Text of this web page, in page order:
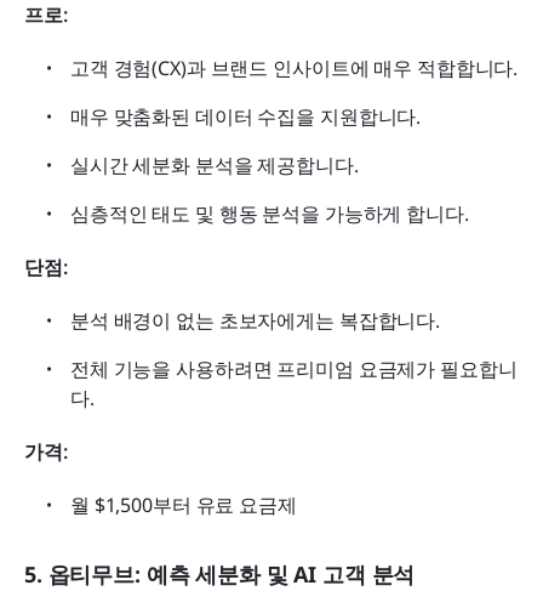
프로:
고객 경험(CX)과 브랜드 인사이트에 매우 적합합니다.
매우 맞춤화된 데이터 수집을 지원합니다.
실시간 세분화 분석을 제공합니다.
심층적인 태도 및 행동 분석을 가능하게 합니다.
단점:
분석 배경이 없는 초보자에게는 복잡합니다.
전체 기능을 사용하려면 프리미엄 요금제가 필요합니
다.
가격:
월 $1,500부터 유료 요금제
5. 옵티무브: 예측 세분화 및 AI 고객 분석